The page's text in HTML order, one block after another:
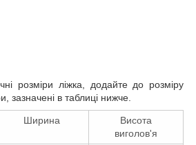
розміри ліжка, додайте до розміру
зазначені в таблиці нижче.
Ширина
Висота
виголов'я